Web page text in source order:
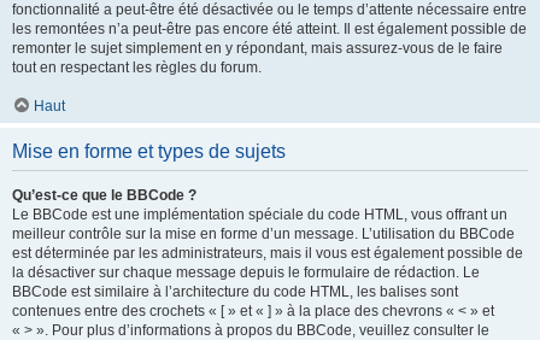
fonctionnalité a peut-être été désactivée ou le temps d’attente nécessaire entre
les remontées n’a peut-être pas encore été atteint. Il est également possible de
remonter le sujet simplement en y répondant, mais assurez-vous de le faire
tout en respectant les règles du forum.
Haut
Mise en forme et types de sujets
Qu’est-ce que le BBCode ?
Le BBCode est une implémentation spéciale du code HTML, vous offrant un
meilleur contrôle sur la mise en forme d’un message. L’utilisation du BBCode
est déterminée par les administrateurs, mais il vous est également possible de
la désactiver sur chaque message depuis le formulaire de rédaction. Le
BBCode est similaire à l’architecture du code HTML, les balises sont
contenues entre des crochets « [ » et « ] » à la place des chevrons « < » et
« > ». Pour plus d’informations à propos du BBCode, veuillez consulter le